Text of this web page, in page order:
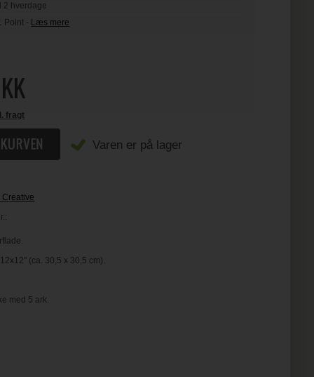
2 hverdage
Point - Læs mere
fragt
Varen er på lager
Creative
(ca. 30,5 x 30,5 cm).
med 5 ark.